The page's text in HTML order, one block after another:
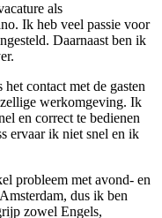
als
Ik heb veel passie voor
Daarnaast ben ik
contact met de gasten
werkomgeving. Ik
en correct te bedienen
ervaar ik niet snel en ik
probleem met avond- en
dus ik ben
zowel Engels,